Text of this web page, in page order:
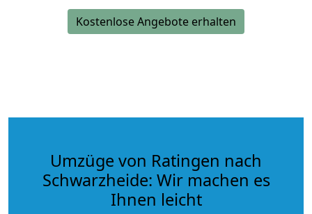
Kostenlose Angebote erhalten
Umzüge von Ratingen nach
Schwarzheide: Wir machen es
Ihnen leicht